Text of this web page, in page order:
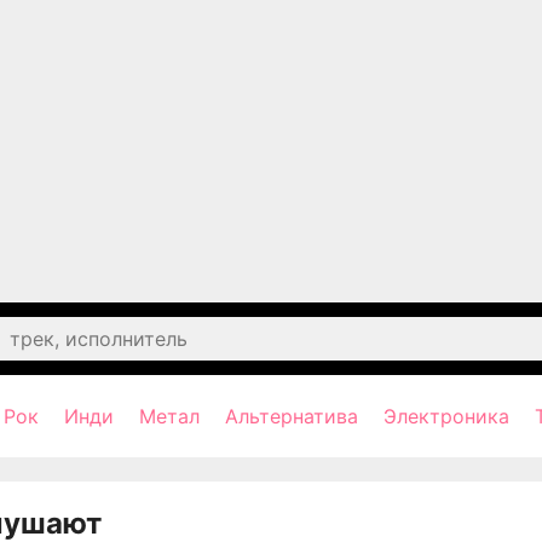
Рок Инди Метал Альтернатива Электроника